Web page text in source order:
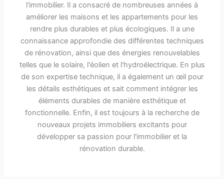
l'immobilier. Il a consacré de nombreuses années à
améliorer les maisons et les appartements pour les
rendre plus durables et plus écologiques. Il a une
connaissance approfondie des différentes techniques
de rénovation, ainsi que des énergies renouvelables
telles que le solaire, l'éolien et l'hydroélectrique. En plus
de son expertise technique, il a également un œil pour
les détails esthétiques et sait comment intégrer les
éléments durables de manière esthétique et
fonctionnelle. Enfin, il est toujours à la recherche de
nouveaux projets immobiliers excitants pour
développer sa passion pour l'immobilier et la
rénovation durable.